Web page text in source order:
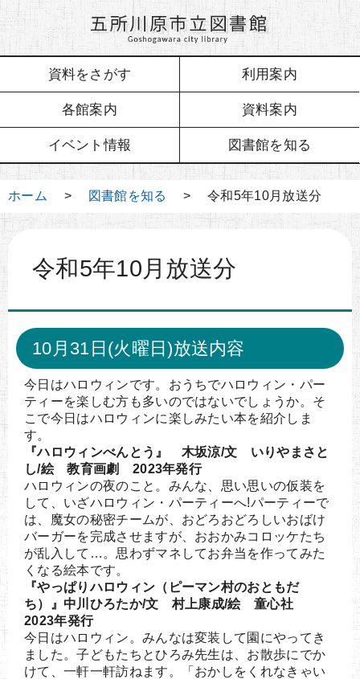
資料をさがす 利用案内
各館案内 資料案内
イベント情報 図書館を知る
ホーム > 図書館を知る > 令和5年10月放送分
令和5年10月放送分
10月31日(火曜日)放送内容
今日はハロウィンです。おうちでハロウィン・パー
ティーを楽しむ方も多いのではないでしょうか。そ
こで今日はハロウィンに楽しみたい本を紹介しま
す。
『ハロウィンべんとう』 木坂涼/文 いりやまさと
し/絵 教育画劇 2023年発行
ハロウィンの夜のこと。みんな、思い思いの仮装を
して、いざハロウィン・パーティーへ!パーティーで
は、魔女の秘密チームが、おどろおどろしいおばけ
バーガーを完成させますが、おおかみコロッケたち
が乱入して…。思わずマネしてお弁当を作ってみた
くなる絵本です。
『やっぱりハロウィン（ピーマン村のおともだ
ち）』中川ひろたか/文 村上康成/絵 童心社
2023年発行
今日はハロウィン。みんなは変装して園にやってき
ました。子どもたちとひろみ先生は、お散歩にでか
けて、一軒一軒訪ねます。「おかしをくれなきゃい